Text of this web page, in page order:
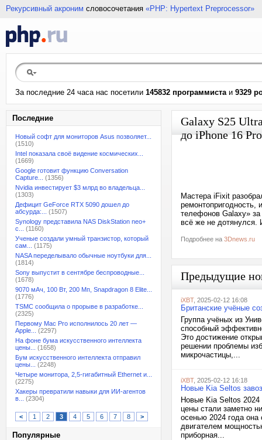
Рекурсивный акроним словосочетания «PHP: Hypertext Preprocessor»
За последние 24 часа нас посетили 145832 программистаи 9329
Последние
Новый софт для мониторов Asus позволяет...
(1510)
Intel показала своё видение космических...
(1669)
Google готовит функцию Conversation
Capture...
(1356)
Nvidia инвестирует $3 млрд во владельца...
(1303)
Дефицит GeForce RTX 5090 дошел до
абсурда:...
(1507)
Synology представила NAS DiskStation neo+
с...
(1160)
Ученые создали умный транзистор, который
сам...
(1175)
NASA переделывало обычные ноутбуки для...
(1814)
Sony выпустит в сентябре беспроводные...
(1678)
9070 мАч, 100 Вт, 200 Мп, Snapdragon 8 Elite...
(1776)
TSMC сообщила о прорыве в разработке...
(2325)
Первому Mac Pro исполнилось 20 лет —
Apple...
(2297)
На фоне бума искусственного интеллекта
цены...
(1658)
Бум искусственного интеллекта отправил
цены...
(2248)
Четыре монитора, 2,5-гигабитный Ethernet и...
(2275)
Хакеры превратили навыки для ИИ-агентов
в...
(2304)
< 1 2 3 4 5 6 7 8 >
Популярные
Galaxy S25
до iPhone 16
Мастера iFixit
ремонтопригодность,
телефонов Galaxy»
всё же не дотянулся.
Подробнее на 3Dnews.ru
Предыдущие
iXBT, 2025-02-12 16:08
Британские учёные
Группа учёных из
способный
Это достижение
решении проблемы
микрочастицы,...
iXBT, 2025-02-12 16:18
Новые Kia Seltos
Новые Kia Seltos 2024
цены стали заметно
осенью 2024 года
двигателем
приборная...